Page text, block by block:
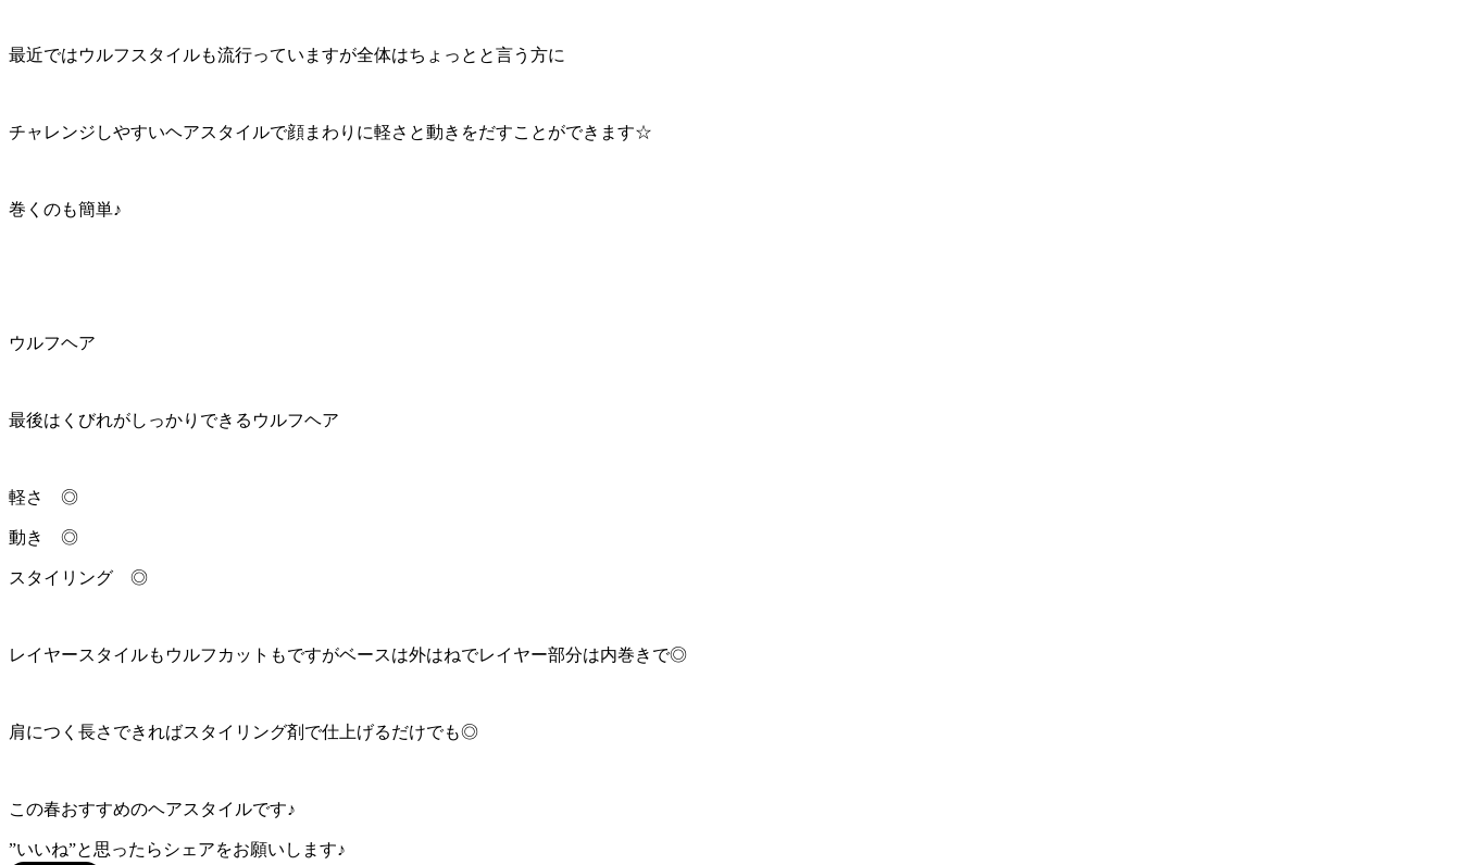
最近ではウルフスタイルも流行っていますが全体はちょっとと言う方に
チャレンジしやすいヘアスタイルで顔まわりに軽さと動きをだすことができます☆
巻くのも簡単♪
ウルフヘア
最後はくびれがしっかりできるウルフヘア
軽さ ◎
動き ◎
スタイリング ◎
レイヤースタイルもウルフカットもですがベースは外はねでレイヤー部分は内巻きで◎
肩につく長さできればスタイリング剤で仕上げるだけでも◎
この春おすすめのヘアスタイルです♪
”いいね”と思ったらシェアをお願いします♪